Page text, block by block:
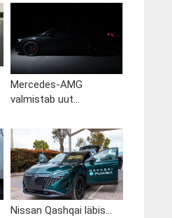
Mercedes-AMG
valmistab uut...
Nissan Qashqai läbis...